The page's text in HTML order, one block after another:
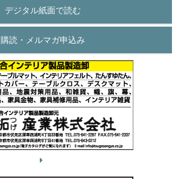
デジタル紙面で読む
購読・メルマガ申込み